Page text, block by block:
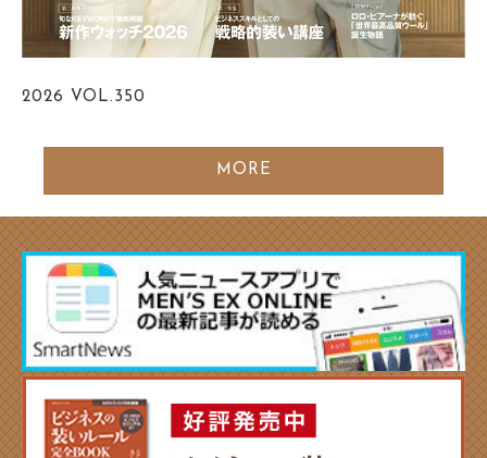
2026 VOL.350
MORE